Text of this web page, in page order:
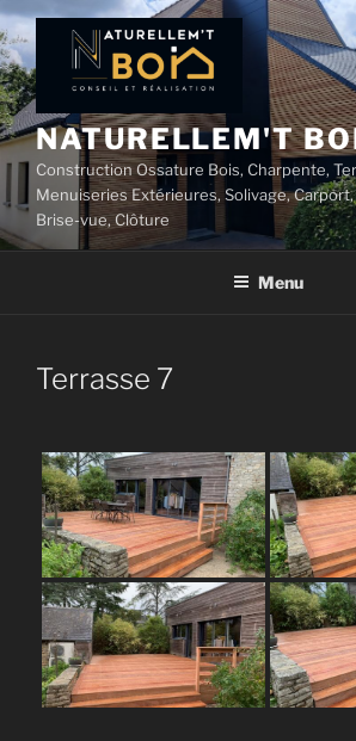
Aller
au
contenu
principal
NATURELLEM'T
Construction Ossature Bois, Charpente,
Menuiseries Extérieures, Solivage,
Brise-vue, Clôture
Menu
Terrasse 7